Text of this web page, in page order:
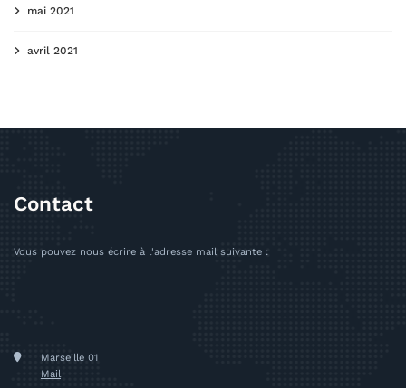
mai 2021
avril 2021
Contact
Vous pouvez nous écrire à l'adresse mail suivante :
Marseille 01
Mail